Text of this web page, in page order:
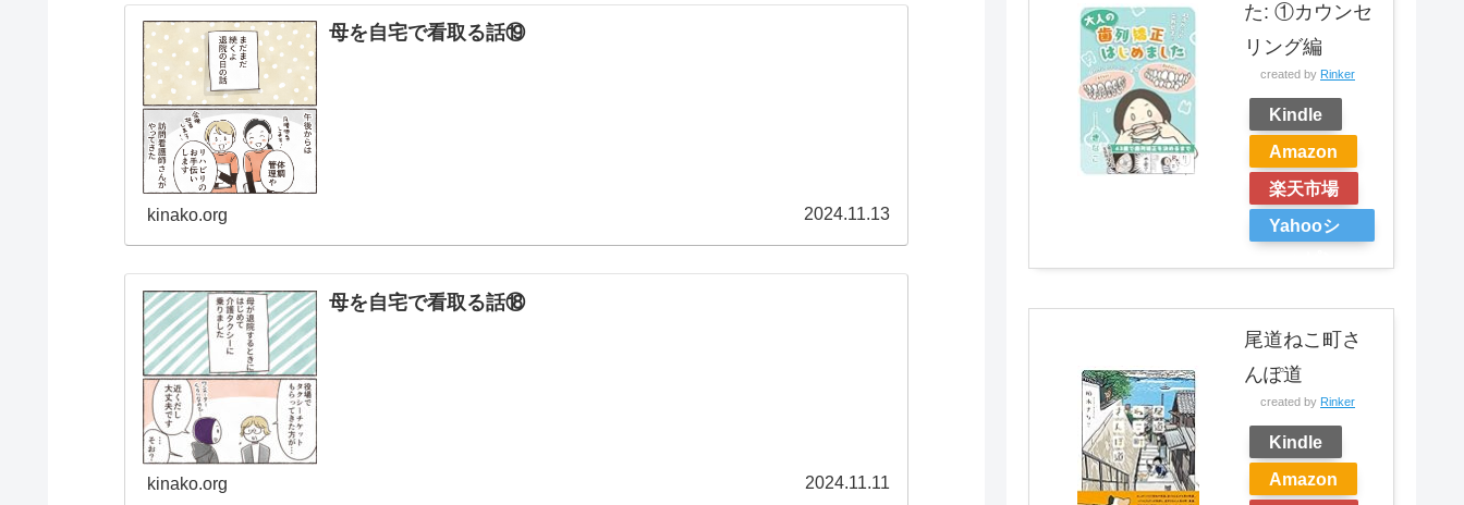
母を自宅で看取る話⑲
kinako.org 2024.11.13
母を自宅で看取る話⑱
kinako.org 2024.11.11
た: ①カウンセ
リング編
created by Rinker
Kindle
Amazon
楽天市場
Yahooシ
尾道ねこ町さ
んぽ道
created by Rinker
Kindle
Amazon